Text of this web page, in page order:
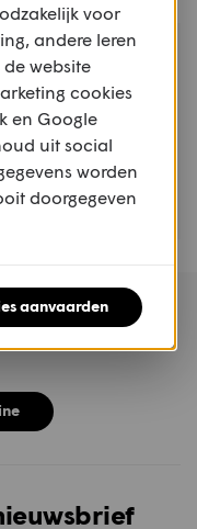
voor
andere leren
website
cookies
en Google
uit social
worden
doorgegeven
aanvaarden